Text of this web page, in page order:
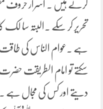
کرتے ہیں ۔ اسرار حروف
تحریر کر سکے ۔البتہ سا لک
ہے ۔عوام الناس کی طاقت
سکتے تو امام الطریقت
دیتے اور کس کی مجال ہے